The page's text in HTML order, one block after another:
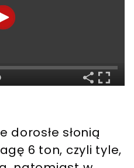
dorosłe słonią
6 ton, czyli tyle,